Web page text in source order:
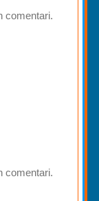
comentari.
comentari.